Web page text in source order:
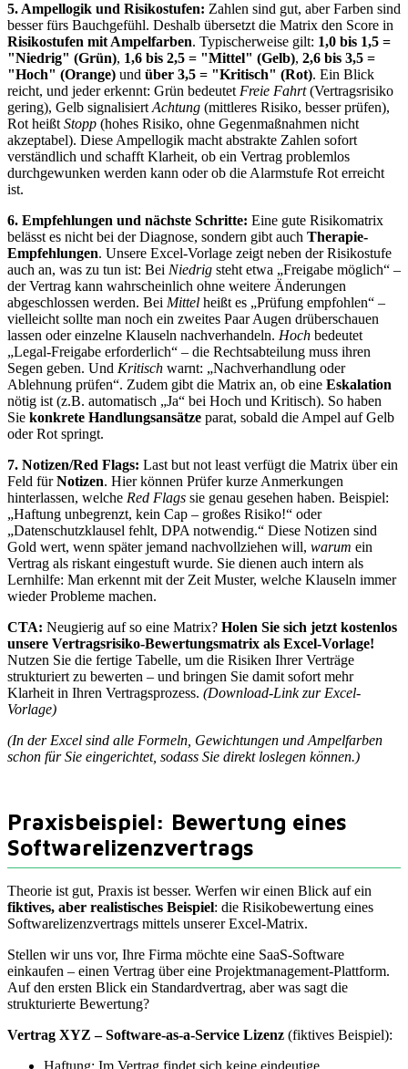
5. Ampellogik und Risikostufen: Zahlen sind gut, aber Farben sind
besser fürs Bauchgefühl. Deshalb übersetzt die Matrix den Score in
Risikostufen mit Ampelfarben. Typischerweise gilt: 1,0 bis 1,5 =
"Niedrig" (Grün), 1,6 bis 2,5 = "Mittel" (Gelb), 2,6 bis 3,5 =
"Hoch" (Orange) und über 3,5 = "Kritisch" (Rot). Ein Blick
reicht, und jeder erkennt: Grün bedeutet Freie Fahrt(Vertragsrisiko
gering), Gelb signalisiert Achtung (mittleres Risiko, besser prüfen),
Rot heißt Stopp (hohes Risiko, ohne Gegenmaßnahmen nicht
akzeptabel). Diese Ampellogik macht abstrakte Zahlen sofort
verständlich und schafft Klarheit, ob ein Vertrag problemlos
durchgewunken werden kann oder ob die Alarmstufe Rot erreicht
ist.
6. Empfehlungen und nächste Schritte: Eine gute Risikomatrix
belässt es nicht bei der Diagnose, sondern gibt auch Therapie-
Empfehlungen. Unsere Excel-Vorlage zeigt neben der Risikostufe
auch an, was zu tun ist: Bei Niedrig steht etwa „Freigabe möglich“ –
der Vertrag kann wahrscheinlich ohne weitere Änderungen
abgeschlossen werden. Bei Mittel heißt es „Prüfung empfohlen“ –
vielleicht sollte man noch ein zweites Paar Augen drüberschauen
lassen oder einzelne Klauseln nachverhandeln. Hoch bedeutet
„Legal-Freigabe erforderlich“ – die Rechtsabteilung muss ihren
Segen geben. Und Kritisch warnt: „Nachverhandlung oder
Ablehnung prüfen“. Zudem gibt die Matrix an, ob eine Eskalation
nötig ist (z.B. automatisch „Ja“ bei Hoch und Kritisch). So haben
Sie konkrete Handlungsansätze parat, sobald die Ampel auf Gelb
oder Rot springt.
7. Notizen/Red Flags: Last but not least verfügt die Matrix über ein
Feld fürNotizen. Hier können Prüfer kurze Anmerkungen
hinterlassen, welche Red Flags sie genau gesehen haben. Beispiel:
„Haftung unbegrenzt, kein Cap – großes Risiko!“ oder
„Datenschutzklausel fehlt, DPA notwendig.“ Diese Notizen sind
Gold wert, wenn später jemand nachvollziehen will, warum ein
Vertrag als riskant eingestuft wurde. Sie dienen auch intern als
Lernhilfe: Man erkennt mit der Zeit Muster, welche Klauseln immer
wieder Probleme machen.
CTA: Neugierig auf so eine Matrix? Holen Sie sich jetzt kostenlos
unsere Vertragsrisiko-Bewertungsmatrix als Excel-Vorlage!
Nutzen Sie die fertige Tabelle, um die Risiken Ihrer Verträge
strukturiert zu bewerten – und bringen Sie damit sofort mehr
Klarheit in Ihren Vertragsprozess. (Download-Link zur Excel-
Vorlage)
(In der Excel sind alle Formeln, Gewichtungen und Ampelfarben
schon für Sie eingerichtet, sodass Sie direkt loslegen können.)
Praxisbeispiel: Bewertung eines
Softwarelizenzvertrags
Theorie ist gut, Praxis ist besser. Werfen wir einen Blick auf ein
fiktives, aber realistisches Beispiel: die Risikobewertung eines
Softwarelizenzvertrags mittels unserer Excel-Matrix.
Stellen wir uns vor, Ihre Firma möchte eine SaaS-Software
einkaufen – einen Vertrag über eine Projektmanagement-Plattform.
Auf den ersten Blick ein Standardvertrag, aber was sagt die
strukturierte Bewertung?
Vertrag XYZ – Software-as-a-Service Lizenz (fiktives Beispiel):